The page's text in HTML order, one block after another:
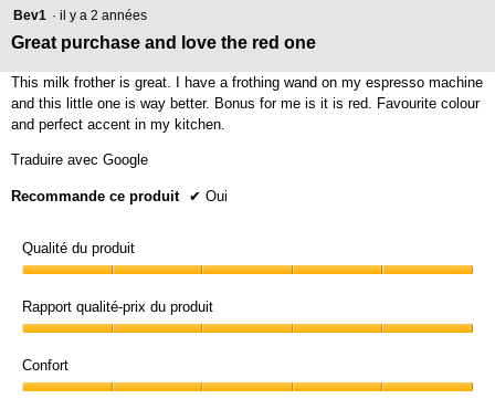
5
5.
Bev1 · il y a 2 années
Great purchase and love the red one
This milk frother is great. I have a frothing wand on my espresso machine
and this little one is way better. Bonus for me is it is red. Favourite colour
and perfect accent in my kitchen.
Traduire avec Google
Recommande ce produit ✔ Oui
Qualité du produit
du
produit,
sur
5
Rapport qualité-prix du produit
qualité-
prix
Confort